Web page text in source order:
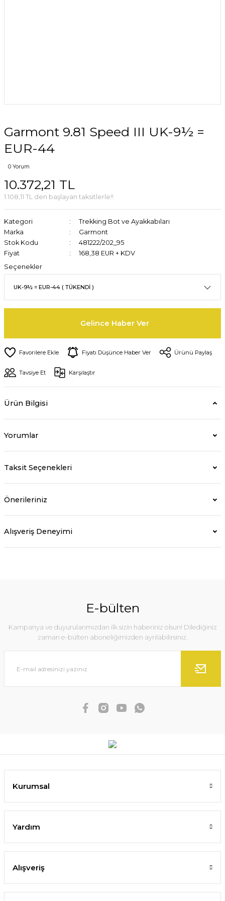
Garmont 9.81 Speed III UK-9½ =
EUR-44
0 Yorum
10.372,21 TL
1.108,11 TL den başlayan taksitlerle!!
Kategori
Trekking Bot ve Ayakkabıları
Marka
Garmont
Stok Kodu
481222/202_95
Fiyat
168,38 EUR + KDV
Seçenekler
Gelince Haber Ver
Fiyatı Düşünce Haber Ver Ürünü Paylaş
Tavsiye Et Karşılaştır
Ürün Bilgisi
Yorumlar
Taksit Seçenekleri
Önerileriniz
Alışveriş Deneyimi
E-bülten
Kampanya ve duyurularımızdan ilk sizin haberiniz olsun! Dilediğiniz
zaman e-bülten aboneliğimizden ayrılabilirsiniz.
Kurumsal
Yardım
Alışveriş